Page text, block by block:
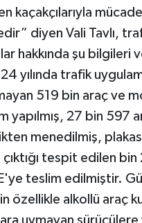
kaçakçılarıyla
diyen Vali Tavlı,
hakkında şu bilgileri
yılında trafik
519 bin araç ve
yapılmış, 27 bin 597
menedilmiş,
tespit edilen bin
teslim edilmiştir.
özellikle alkollü araç
uymayan